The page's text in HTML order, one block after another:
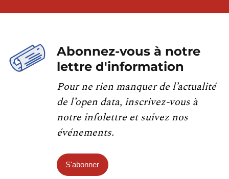
Abonnez-vous à notre
lettre d'information
Pour ne rien manquer de l’actualité
de l’open data, inscrivez-vous à
notre infolettre et suivez nos
événements.
S'abonner